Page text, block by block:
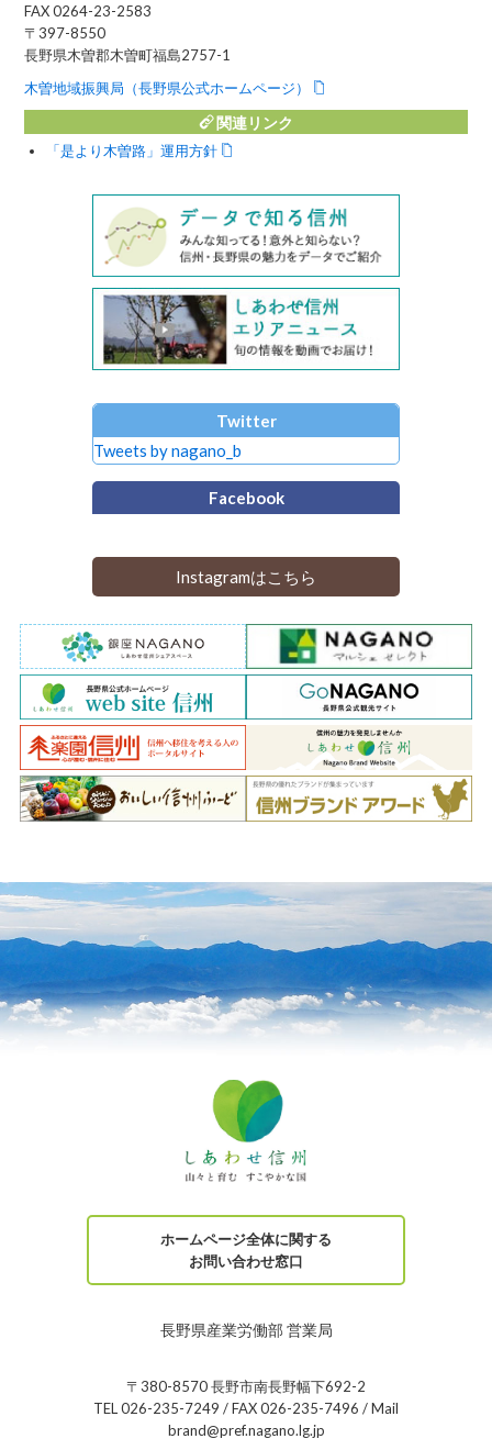
FAX 0264-23-2583
〒397-8550
長野県木曽郡木曽町福島2757-1
木曽地域振興局（長野県公式ホームページ）
関連リンク
「是より木曽路」運用方針
Twitter
Tweets by nagano_b
Facebook
Instagramはこちら
ホームページ全体に関する
お問い合わせ窓口
長野県産業労働部 営業局
〒380-8570 長野市南長野幅下692-2
TEL 026-235-7249 / FAX 026-235-7496 / Mail
brand@pref.nagano.lg.jp